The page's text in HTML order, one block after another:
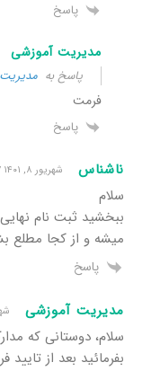
پاسخ
مدیریت آموزشی
پاسخ به
فرمت
پاسخ
ناشناس شهریور ۸, ۱۴۰۱ ۴:۲۷ ب٫ظ
سلام
ببخشید ثبت نام
میشه و از کجا مطلع
پاسخ
مدیریت آموزشی
سلام، دوستانی که
بفرمائید بعد از